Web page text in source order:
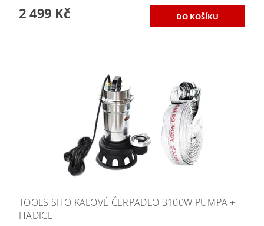
2 499 Kč
TOOLS SITO KALOVÉ ČERPADLO 3100W PUMPA +
HADICE